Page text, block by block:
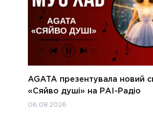
AGATA презентувала новий
«Сяйво душі» на РАІ-Радіо
06.08.2026